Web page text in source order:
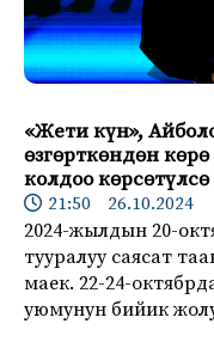
«Жети күн»,
өзгөрткөндөн
колдоо көрсөтүлсө
21:50 26.10.2024
2024-жылдын 20-
тууралуу саясат
маек. 22-24-
уюмунун бийик